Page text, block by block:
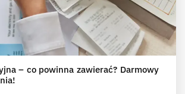
– co powinna zawierać? Darmowy